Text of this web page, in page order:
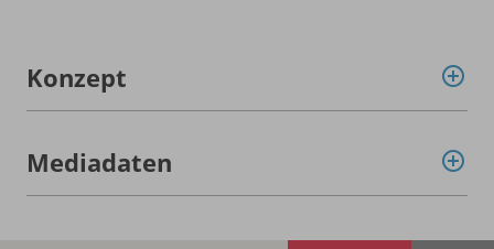
Konzept
Mediadaten